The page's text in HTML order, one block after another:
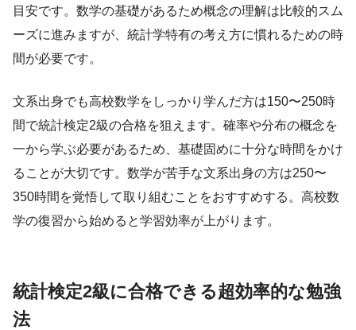
目安です。数学の基礎があるため概念の理解は比較的スム
ーズに進みますが、統計学特有の考え方に慣れるための時
間が必要です。
文系出身でも高校数学をしっかり学んだ方は150〜250時
間で統計検定2級の合格を狙えます。確率や分布の概念を
一から学ぶ必要があるため、基礎固めに十分な時間をかけ
ることが大切です。数学が苦手な文系出身の方は250〜
350時間を覚悟して取り組むことをおすすめする。高校数
学の復習から始めると学習効率が上がります。
統計検定2級に合格できる超効率的な勉強
法